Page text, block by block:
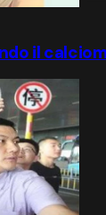
il